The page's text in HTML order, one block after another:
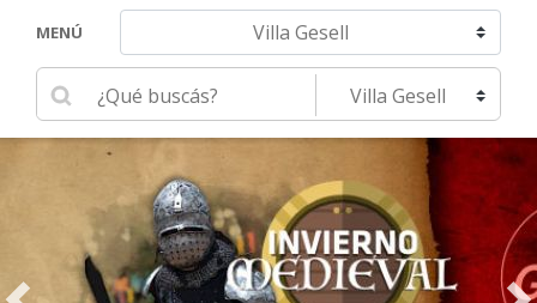
MENÚ Navegar hacia otra localidad
Ingrese su búsqueda Seleccione una localidad